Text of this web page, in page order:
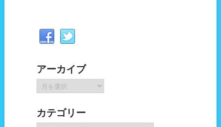
アーカイブ
ー
イ
ブ
カテゴリー